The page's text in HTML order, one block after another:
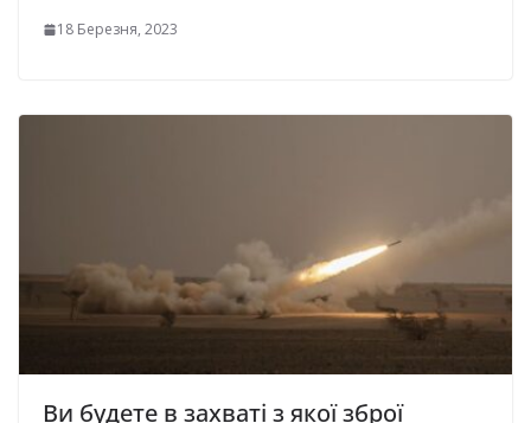
18 Березня, 2023
Ви будете в захваті з якої зброї